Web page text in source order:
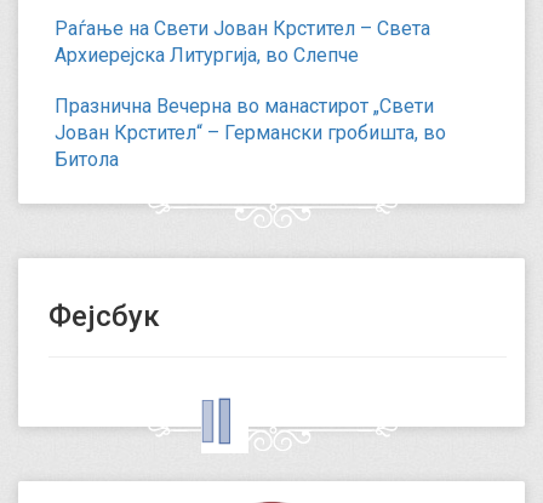
Раѓање на Свети Јован Крстител – Света
Архиерејска Литургија, во Слепче
Празнична Вечерна во манастирот „Свети
Јован Крстител“ – Германски гробишта, во
Битола
Фејсбук